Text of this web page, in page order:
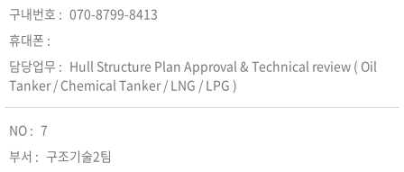
070-8799-8413
Hull Structure Plan Approval & Technical review ( Oil
Tanker / Chemical Tanker / LNG / LPG )
7
구조기술2팀